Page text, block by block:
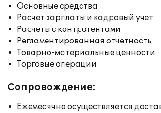
Основные средства
Расчет зарплаты и кадровый учет
Расчеты с контрагентами
Регламентированная отчетность
Товарно-материальные ценности
Торговые операции
Сопровождение:
Ежемесячно осуществляется